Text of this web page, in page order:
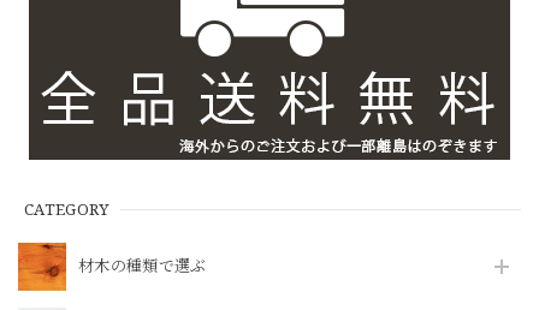
CATEGORY
材木の種類で選ぶ